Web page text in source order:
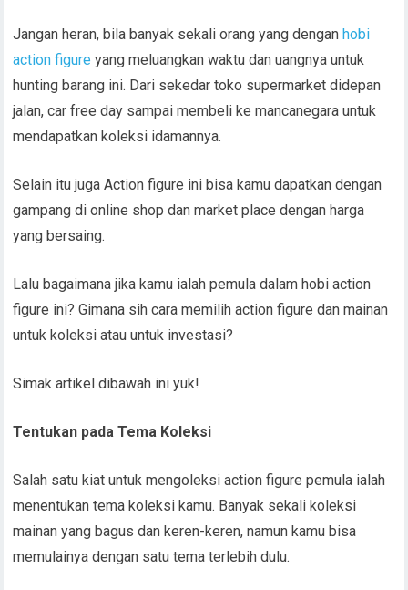
Jangan heran, bila banyak sekali orang yang denganhobi
action figure yang meluangkan waktu dan uangnya untuk
hunting barang ini. Dari sekedar toko supermarket didepan
jalan, car free day sampai membeli ke mancanegara untuk
mendapatkan koleksi idamannya.
Selain itu juga Action figure ini bisa kamu dapatkan dengan
gampang di online shop dan market place dengan harga
yang bersaing.
Lalu bagaimana jika kamu ialah pemula dalam hobi action
figure ini? Gimana sih cara memilih action figure dan mainan
untuk koleksi atau untuk investasi?
Simak artikel dibawah ini yuk!
Tentukan pada Tema Koleksi
Salah satu kiat untuk mengoleksi action figure pemula ialah
menentukan tema koleksi kamu. Banyak sekali koleksi
mainan yang bagus dan keren-keren, namun kamu bisa
memulainya dengan satu tema terlebih dulu.